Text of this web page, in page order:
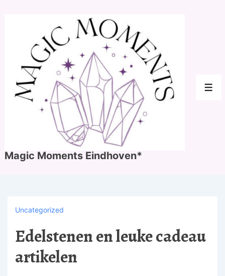
hoofdinhoud
Magic Moments Eindhoven*
Uncategorized
Edelstenen en leuke cadeau
artikelen